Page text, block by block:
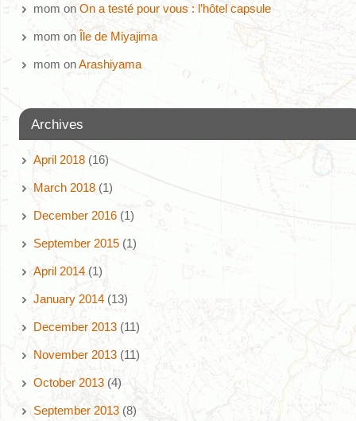
mom on On a testé pour vous : l’hôtel capsule
mom on Île de Miyajima
mom onArashiyama
Archives
April 2018(16)
March 2018(1)
December 2016(1)
September 2015(1)
April 2014(1)
January 2014(13)
December 2013(11)
November 2013(11)
October 2013(4)
September 2013(8)